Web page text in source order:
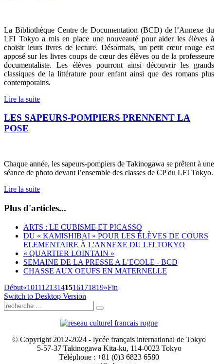
La Bibliothèque Centre de Documentation (BCD) de l’Annexe du
LFI Tokyo a mis en place une nouveauté pour aider les élèves à
choisir leurs livres de lecture. Désormais, un petit cœur rouge est
apposé sur les livres coups de cœur des élèves ou de la professeure
documentaliste. Les élèves pourront ainsi découvrir les grands
classiques de la littérature pour enfant ainsi que des romans plus
contemporains.
Lire la suite
LES SAPEURS-POMPIERS PRENNENT LA
POSE
Chaque année, les sapeurs-pompiers de Takinogawa se prêtent à une
séance de photo devant l’ensemble des classes de CP du LFI Tokyo.
Lire la suite
Plus d'articles...
ARTS : LE CUBISME ET PICASSO
DU « KAMISHIBAI » POUR LES ÉLÈVES DE COURS
ELEMENTAIRE À L'ANNEXE DU LFI TOKYO
« QUARTIER LOINTAIN »
SEMAINE DE LA PRESSE A L’ECOLE - BCD
CHASSE AUX OEUFS EN MATERNELLE
Début«10111213141516171819»Fin
Switch to Desktop Version
© Copyright 2012-2024 - lycée français international de Tokyo
5-57-37 Takinogawa Kita-ku, 114-0023 Tokyo
Téléphone : +81 (0)3 6823 6580